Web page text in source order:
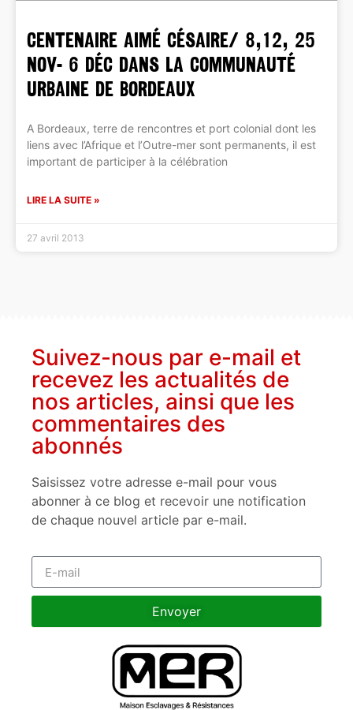
CENTENAIRE Aimé Césaire/ 8,12, 25
nov- 6 déc dans la Communauté
Urbaine de Bordeaux
A Bordeaux, terre de rencontres et port colonial dont les
liens avec l’Afrique et l’Outre-mer sont permanents, il est
important de participer à la célébration
LIRE LA SUITE »
27 avril 2013
Suivez-nous par e-mail et
recevez les actualités de
nos articles, ainsi que les
commentaires des
abonnés
Saisissez votre adresse e-mail pour vous
abonner à ce blog et recevoir une notification
de chaque nouvel article par e-mail.
Envoyer